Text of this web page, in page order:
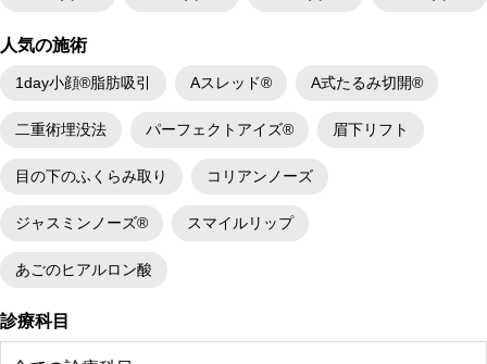
人気の施術
1day小顔®脂肪吸引 Aスレッド® A式たるみ切開®
二重術埋没法 パーフェクトアイズ® 眉下リフト
目の下のふくらみ取り コリアンノーズ
ジャスミンノーズ® スマイルリップ
あごのヒアルロン酸
診療科目